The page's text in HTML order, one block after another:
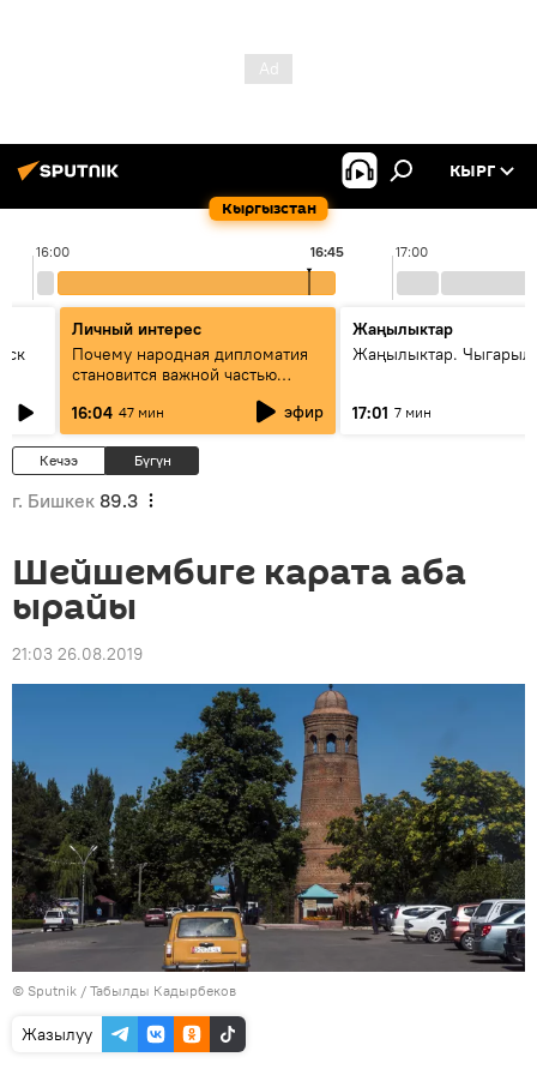
Кыргызстан
КЫРГ
16:00 17:00
16:45
Личный интерес
Почему народная дипломатия
становится важной частью
сотрудничества
16:04 47 мин эфир
Жаңылыктар
Жаңылыктар.
17:01 7 мин
Кечээ Бүгүн
г. Бишкек 89.3
Шейшембиге карата аба
ырайы
21:03 26.08.2019
© Sputnik / Табылды Кадырбеков
Жазылуу